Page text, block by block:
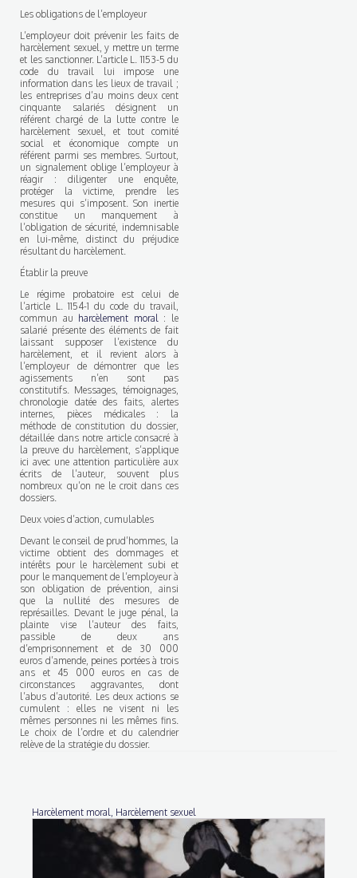
Les obligations de l’employeur
L’employeur doit prévenir les faits de
harcèlement sexuel, y mettre un terme
et les sanctionner. L’article L. 1153-5 du
code du travail lui impose une
information dans les lieux de travail ;
les entreprises d’au moins deux cent
cinquante salariés désignent un
référent chargé de la lutte contre le
harcèlement sexuel, et tout comité
social et économique compte un
référent parmi ses membres. Surtout,
un signalement oblige l’employeur à
réagir : diligenter une enquête,
protéger la victime, prendre les
mesures qui s’imposent. Son inertie
constitue un manquement à
l’obligation de sécurité, indemnisable
en lui-même, distinct du préjudice
résultant du harcèlement.
Établir la preuve
Le régime probatoire est celui de
l’article L. 1154-1 du code du travail,
commun au harcèlement moral: le
salarié présente des éléments de fait
laissant supposer l’existence du
harcèlement, et il revient alors à
l’employeur de démontrer que les
agissements n’en sont pas
constitutifs. Messages, témoignages,
chronologie datée des faits, alertes
internes, pièces médicales : la
méthode de constitution du dossier,
détaillée dans notre article consacré à
la preuve du harcèlement, s’applique
ici avec une attention particulière aux
écrits de l’auteur, souvent plus
nombreux qu’on ne le croit dans ces
dossiers.
Deux voies d’action, cumulables
Devant le conseil de prud’hommes, la
victime obtient des dommages et
intérêts pour le harcèlement subi et
pour le manquement de l’employeur à
son obligation de prévention, ainsi
que la nullité des mesures de
représailles. Devant le juge pénal, la
plainte vise l’auteur des faits,
passible de deux ans
d’emprisonnement et de 30 000
euros d’amende, peines portées à trois
ans et 45 000 euros en cas de
circonstances aggravantes, dont
l’abus d’autorité. Les deux actions se
cumulent : elles ne visent ni les
mêmes personnes ni les mêmes fins.
Le choix de l’ordre et du calendrier
relève de la stratégie du dossier.
Harcèlement moral, Harcèlement sexuel